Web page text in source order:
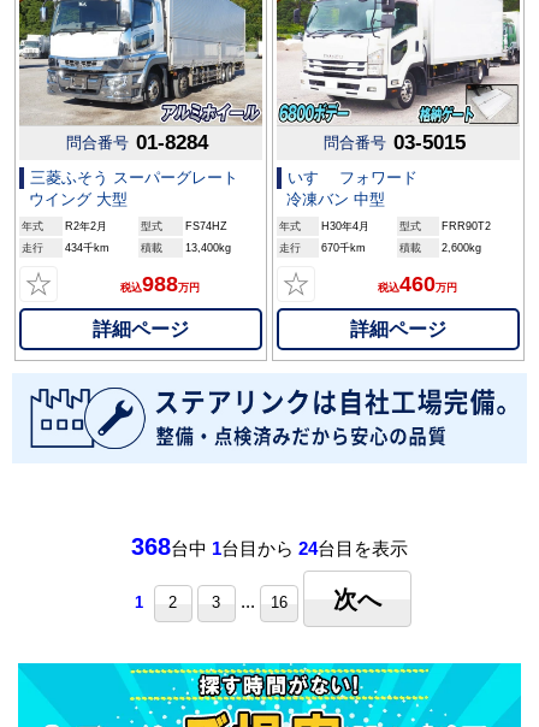
問合番号 01-8284
三菱ふそう スーパーグレート
ウイング 大型
年式 R2年2月 型式
FS74HZ
走行
434千km 積載 13,400kg
☆ 税込988万円
詳細ページ
問合番号 03-5015
いすゞ フォワード
冷凍バン 中型
年式 H30年4月 型式
FRR90T2
走行
670千km 積載 2,600kg
☆ 税込460万円
詳細ページ
368台中 1台目から 24台目を表示
1 2 3 ... 16 次へ